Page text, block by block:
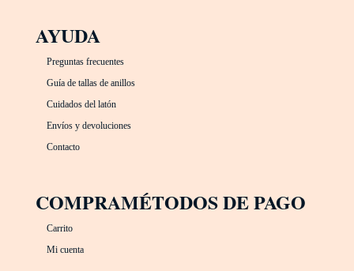
AYUDA
Preguntas frecuentes
Guía de tallas de anillos
Cuidados del latón
Envíos y devoluciones
Contacto
COMPRA
Carrito
Mi cuenta
MÉTODOS DE PAGO